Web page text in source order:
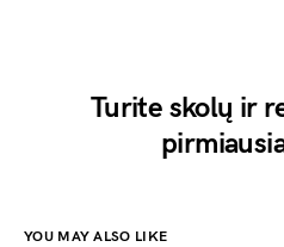
Turite skolų ir
YOU MAY ALSO LIKE